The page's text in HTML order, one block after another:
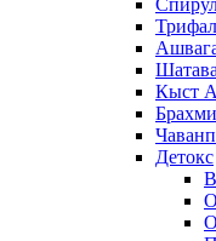
Кыст
Брахми
Детокс